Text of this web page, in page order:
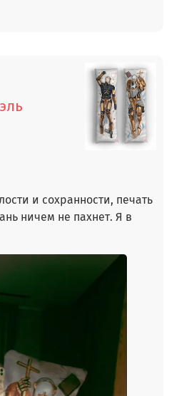
и сохранности, печать
ничем не пахнет. Я в